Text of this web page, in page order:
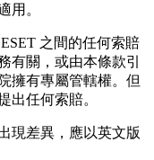
用。
之間的任何索賠
有關，或由本條款引
擁有專屬管轄權。但
出任何索賠。
現差異，應以英文版